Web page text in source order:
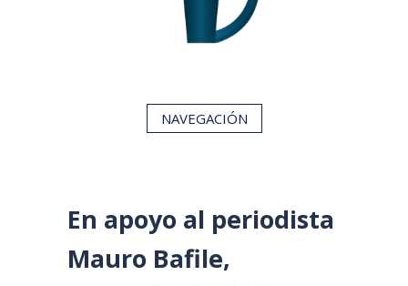
NAVEGACIÓN
En apoyo al periodista
Mauro Bafile,